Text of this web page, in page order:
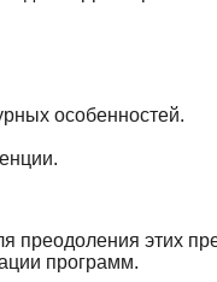
особенностей.
преодоления этих
программ.